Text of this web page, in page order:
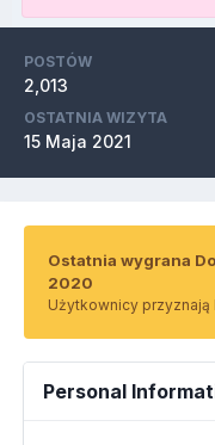
POSTÓW
2,013
OSTATNIA WIZYTA
15 Maja 2021
Ostatnia wygrana
2020
Użytkownicy przyznają
Personal